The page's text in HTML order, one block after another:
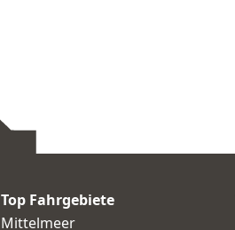
Top Fahrgebiete
Mittelmeer